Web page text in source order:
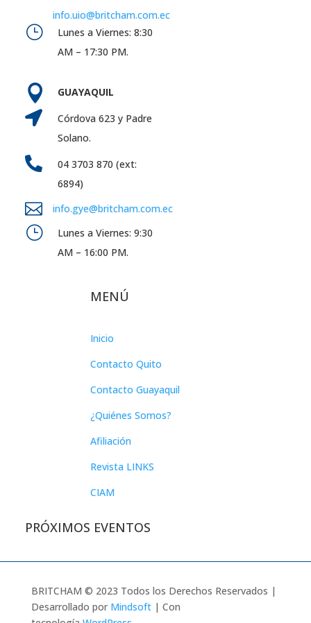
info.uio@britcham.com.ec
}
Lunes a Viernes: 8:30
AM – 17:30 PM.
 GUAYAQUIL

Córdova 623 y Padre
Solano.

04 3703 870 (ext:
6894)
 info.gye@britcham.com.ec
}
Lunes a Viernes: 9:30
AM – 16:00 PM.
MENÚ
Inicio
Contacto Quito
Contacto Guayaquil
¿Quiénes Somos?
Afiliación
Revista LINKS
CIAM
PRÓXIMOS EVENTOS
BRITCHAM © 2023 Todos los Derechos Reservados |
Desarrollado por Mindsoft| Con